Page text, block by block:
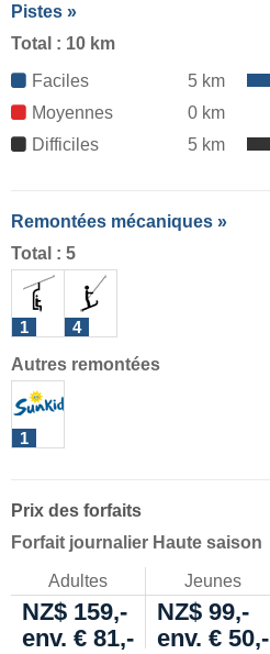
Pistes »
Total : 10 km
Faciles
5 km
Moyennes
0 km
Difficiles
5 km
Remontées mécaniques »
Total : 5
1 4
Autres remontées
1
Prix des forfaits
Forfait journalier Haute saison
Adultes Jeunes
NZ$ 159,-
NZ$ 99,-
env. € 81,-
env. € 50,-